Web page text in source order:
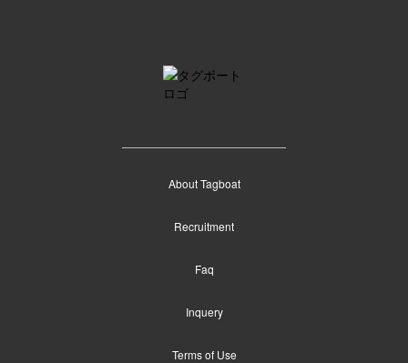
About Tagboat
Recruitment
Faq
Inquery
Terms of Use